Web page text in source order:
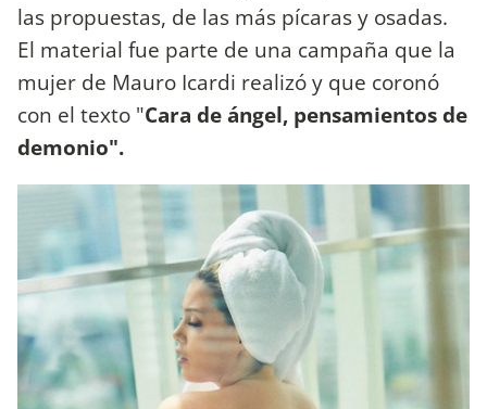
las propuestas, de las más pícaras y osadas.
El material fue parte de una campaña que la
mujer de Mauro Icardi realizó y que coronó
con el texto "Cara de ángel, pensamientos de
demonio".